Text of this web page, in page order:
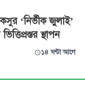
‘নির্ভীক জুলাই’
স্থাপন
১৪ ঘণ্টা আগে